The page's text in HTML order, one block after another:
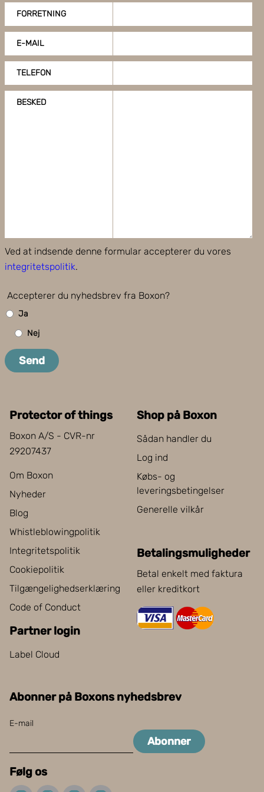
samtykke til at bruge cookies, du kan også administrere
dine cookieindstillinger ved at klike på "Tilpas".
FORRETNING
E-MAIL
TELEFON
BESKED
Ved at indsende denne formular accepterer du vores
integritetspolitik.
Accepterer du nyhedsbrev fra Boxon?
Ja
Nej
Send
Protector of things
Boxon A/S - CVR-nr
29207437
Om Boxon
Nyheder
Blog
Whistleblowingpolitik
Integritetspolitik
Cookiepolitik
Tilgængelighedserklæring
Code of Conduct
Partner login
Label Cloud
Shop på Boxon
Sådan handler du
Log ind
Købs- og
leveringsbetingelser
Generelle vilkår
Betalingsmuligheder
Betal enkelt med faktura
eller kreditkort
Abonner på Boxons nyhedsbrev
E-mail
Abonner
Følg os